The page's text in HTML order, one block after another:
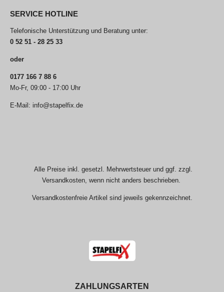
SERVICE HOTLINE
Telefonische Unterstützung und Beratung unter:
0 52 51 - 28 25 33
oder
0177 166 7 88 6
Mo-Fr, 09:00 - 17:00 Uhr
E-Mail: info@stapelfix.de
Alle Preise inkl. gesetzl. Mehrwertsteuer und ggf. zzgl.
Versandkosten, wenn nicht anders beschrieben.
Versandkostenfreie Artikel sind jeweils gekennzeichnet.
ZAHLUNGSARTEN